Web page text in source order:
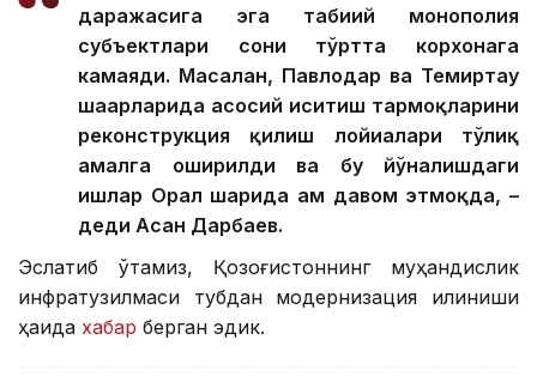
даражасига эга табиий монополия
субъектлари сони тўртта корхонага
камаяди. Масалан, Павлодар ва Темиртау
шаҳарларида асосий иситиш тармоқларини
реконструкция қилиш лойиҳалари тўлиқ
амалга оширилди ва бу йўналишдаги
ишлар Орал шаҳрида ҳам давом этмоқда, –
деди Асан Дарбаев.
Эслатиб ўтамиз, Қозоғистоннинг муҳандислик
инфратузилмаси тубдан модернизация қилиниши
ҳақида хабар берган эдик.